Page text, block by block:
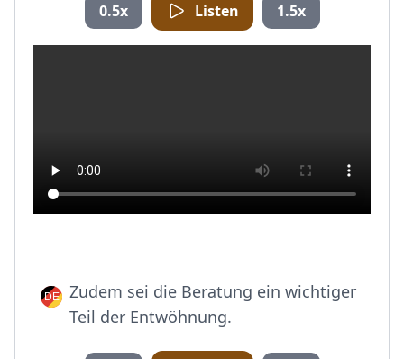
0.5x Listen 1.5x
Zudem sei die Beratung ein wichtiger
Teil der Entwöhnung.